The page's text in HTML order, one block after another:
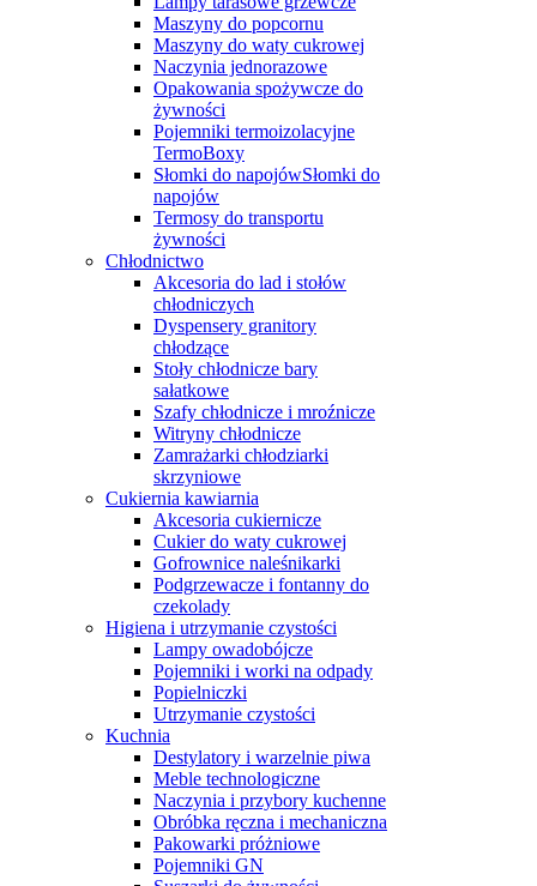
Maszyny do popcornu
Maszyny do waty cukrowej
Naczynia jednorazowe
Opakowania spożywcze do
żywności
Pojemniki termoizolacyjne
TermoBoxy
Słomki do napojówSłomki do
napojów
Termosy do transportu
żywności
Chłodnictwo
Akcesoria do lad i stołów
chłodniczych
Dyspensery granitory
chłodzące
Stoły chłodnicze bary
sałatkowe
Szafy chłodnicze i mroźnicze
Witryny chłodnicze
Zamrażarki chłodziarki
skrzyniowe
Cukiernia kawiarnia
Akcesoria cukiernicze
Cukier do waty cukrowej
Gofrownice naleśnikarki
Podgrzewacze i fontanny do
czekolady
Higiena i utrzymanie czystości
Lampy owadobójcze
Pojemniki i worki na odpady
Popielniczki
Utrzymanie czystości
Kuchnia
Destylatory i warzelnie piwa
Meble technologiczne
Naczynia i przybory kuchenne
Obróbka ręczna i mechaniczna
Pakowarki próżniowe
Pojemniki GN